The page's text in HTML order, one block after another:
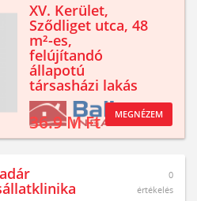
XV. Kerület,
Sződliget utca, 48
m²-es,
felújítandó
állapotú
társasházi lakás
36.9 M Ft MEGNÉZEM
0
értékelés